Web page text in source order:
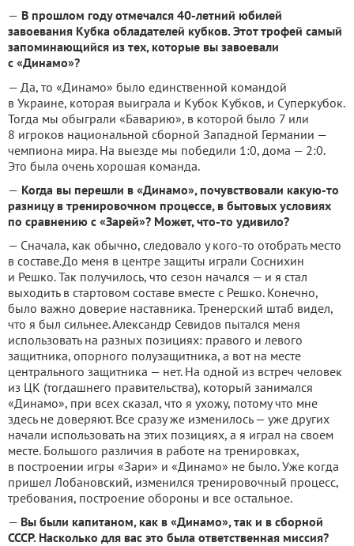
— В прошлом году отмечался 40-летний юбилей
завоевания Кубка обладателей кубков. Этот трофей самый
запоминающийся из тех, которые вы завоевали
с «Динамо»?
— Да, то «Динамо» было единственной командой
в Украине, которая выиграла и Кубок Кубков, и Суперкубок.
Тогда мы обыграли «Баварию», в которой было 7 или
8 игроков национальной сборной Западной Германии —
чемпиона мира. На выезде мы победили 1:0, дома — 2:0.
Это была очень хорошая команда.
— Когда вы перешли в «Динамо», почувствовали какую-то
разницу в тренировочном процессе, в бытовых условиях
по сравнению с «Зарей»? Может, что-то удивило?
— Сначала, как обычно, следовало у кого-то отобрать место
в составе.До меня в центре защиты играли Соснихин
и Решко.Так получилось, что сезон начался — и я стал
выходить в стартовом составе вместе с Решко. Конечно,
было важно доверие наставника.Тренерский штаб видел,
что я был сильнее.Александр Севидов пытался меня
использовать на разных позициях: правого и левого
защитника, опорного полузащитника, а вот на месте
центрального защитника — нет. На одной из встреч человек
из ЦК (тогдашнего правительства), который занимался
«Динамо», при всех сказал, что я ухожу, потому что мне
здесь не доверяют. Все сразу же изменилось — уже других
начали использовать на этих позициях, а я играл на своем
месте. Большого различия в работе на тренировках,
в построении игры «Зари» и «Динамо» не было.Уже когда
пришел Лобановский, изменился тренировочный процесс,
требования, построение обороны и все остальное.
— Вы были капитаном, как в «Динамо», так и в сборной
СССР. Насколько для вас это была ответственная миссия?